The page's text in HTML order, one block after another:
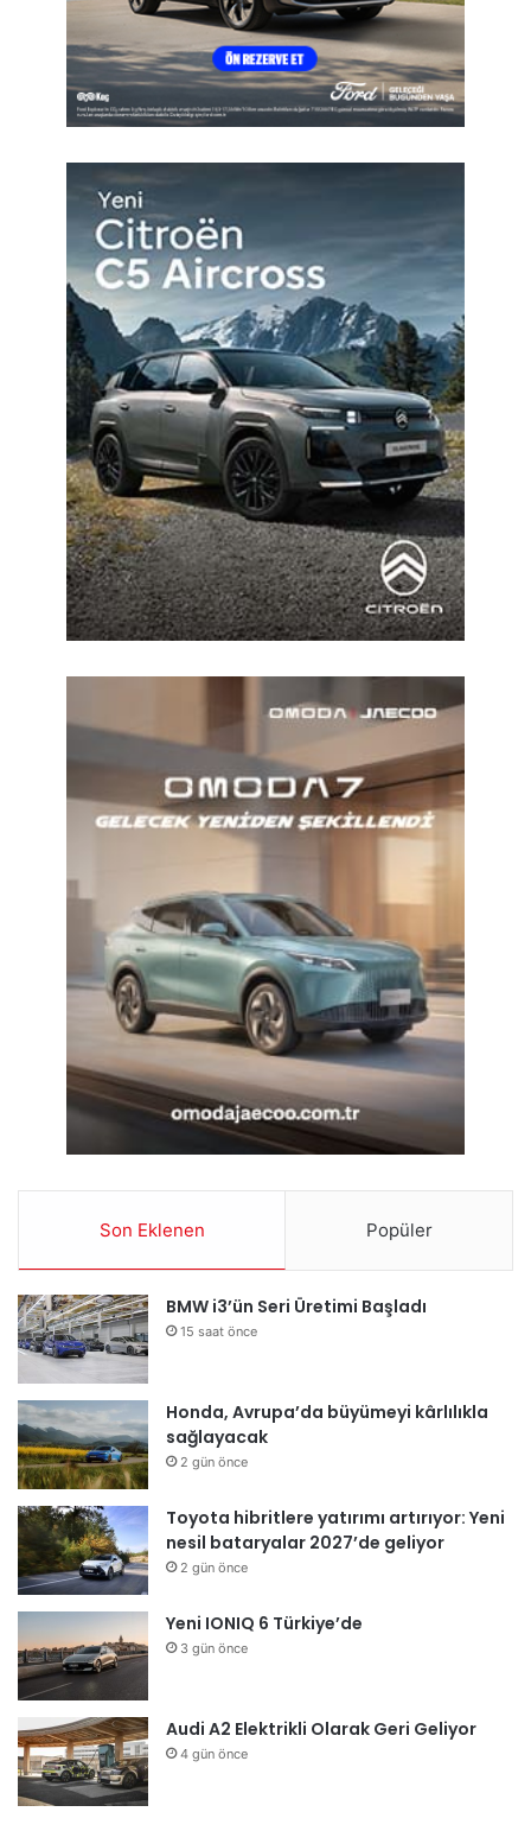
Son Eklenen Popüler
BMW i3’ün Seri Üretimi Başladı
15 saat önce
Honda, Avrupa’da büyümeyi kârlılıkla
sağlayacak
2 gün önce
Toyota hibritlere yatırımı artırıyor: Yeni
nesil bataryalar 2027’de geliyor
2 gün önce
Yeni IONIQ 6 Türkiye’de
3 gün önce
Audi A2 Elektrikli Olarak Geri Geliyor
4 gün önce